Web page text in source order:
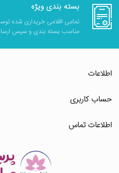
بسته بندی ویژه
تمامی اقلامی خریداری شده
مناسب بسته بندی و سپس
اطلاعات
حساب کاربری
اطلاعات تماس